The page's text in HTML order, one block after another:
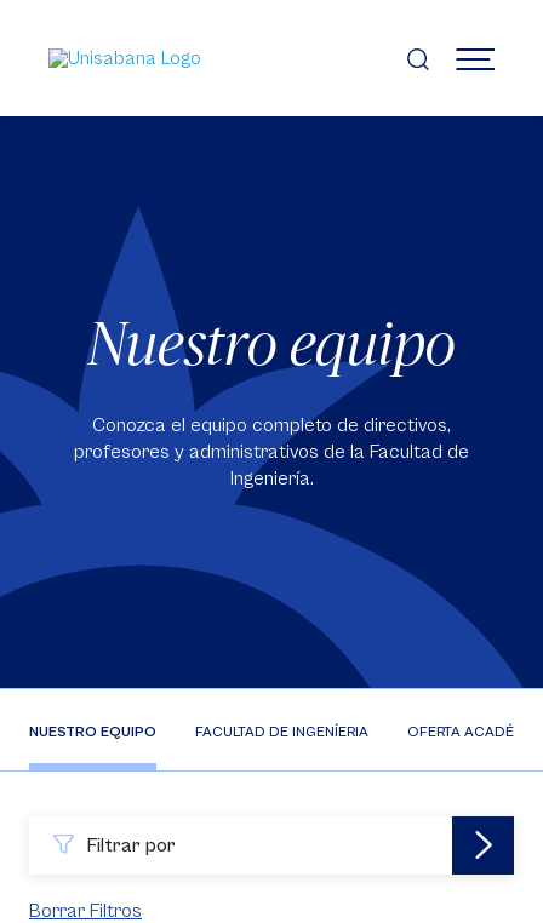
contenido
principal
MENÚ
Nuestro equipo
Conozca el equipo completo de directivos,
profesores y administrativos de la Facultad de
Ingeniería.
NUESTRO EQUIPO FACULTAD DE INGENÍERIA OFERTA
Filtrar por
Borrar Filtros